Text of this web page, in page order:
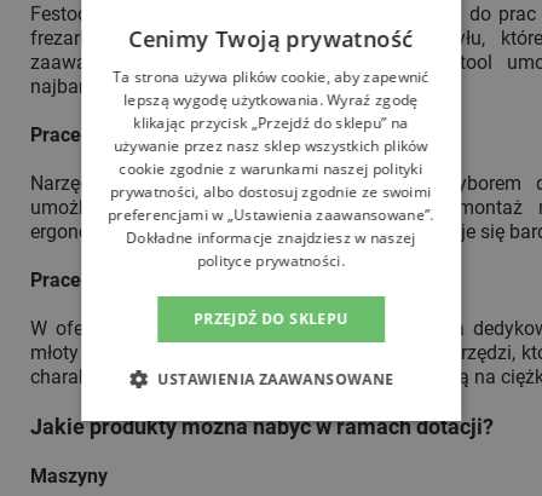
Festool oferuje szeroką gamę narzędzi idealnych do
frezarki, szlifierki oraz systemy odsysania pyłu,
zaawansowanym technologiom, narzędzia Festool
najbardziej skomplikowanych projektów.
Prace meblarskie
Narzędzia Festool są również doskonałym wyborem
umożliwiają precyzyjne cięcie, frezowanie i
ergonomiczne rozwiązania sprawiają, że praca staje się
Prace budowlane
W ofercie Festool znajdują się również narzędzia
młoty udarowe, piły szablowe oraz wiele innych narzędzi,
charakteryzują się wysoką trwałością i odpornością na
Jakie produkty można nabyć w ramach dotacji?
Maszyny
Cenimy Twoją prywatność
Ta strona używa plików cookie, aby zapewnić
lepszą wygodę użytkowania. Wyraź zgodę
klikając przycisk „Przejdź do sklepu” na
używanie przez nasz sklep wszystkich plików
cookie zgodnie z warunkami naszej polityki
prywatności, albo dostosuj zgodnie ze swoimi
preferencjami w „Ustawienia zaawansowane”.
Dokładne informacje znajdziesz w naszej
polityce prywatności.
PRZEJDŹ DO SKLEPU
USTAWIENIA ZAAWANSOWANE